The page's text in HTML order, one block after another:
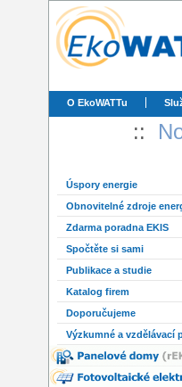
O EkoWATTu
::
Úspory energie
Obnovitelné zdroje
Zdarma poradna EKIS
Spočtěte si sami
Publikace a studie
Katalog firem
Doporučujeme
Výzkumné a vzdělávací